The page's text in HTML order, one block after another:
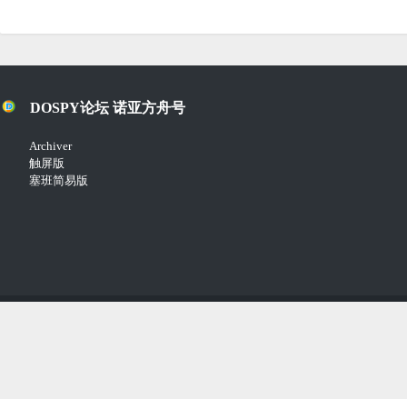
DOSPY论坛 诺亚方舟号
Archiver
触屏版
塞班简易版